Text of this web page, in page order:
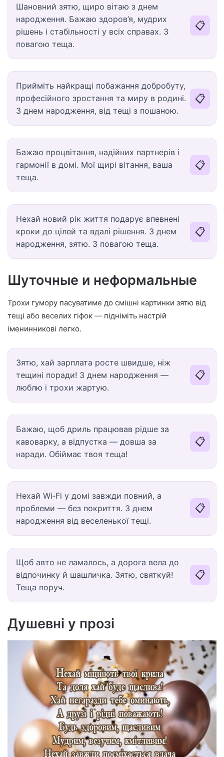
Шановний зятю, щиро вітаю з днем
народження. Бажаю здоров’я, мудрих
рішень і стабільності у всіх справах. З
повагою теща.
📋
Прийміть найкращі побажання добробуту,
професійного зростання та миру в родині.
З днем народження, від тещі з пошаною.
📋
Бажаю процвітання, надійних партнерів і
гармонії в домі. Мої щирі вітання, ваша
теща.
📋
Нехай новий рік життя подарує впевнені
кроки до цілей та вдалі рішення. З днем
народження, зятю. З повагою теща.
📋
Шуточные и неформальные
Трохи гумору пасуватиме до смішні картинки зятю від
тещі або веселих гіфок — підніміть настрій
іменинникові легко.
Зятю, хай зарплата росте швидше, ніж
тещині поради! З днем народження —
люблю і трохи жартую.
📋
Бажаю, щоб дриль працював рідше за
кавоварку, а відпустка — довша за
наради. Обіймає твоя теща!
📋
Нехай Wi‑Fi у домі завжди повний, а
проблеми — без покриття. З днем
народження від веселенької тещі.
📋
Щоб авто не ламалось, а дорога вела до
відпочинку й шашличка. Зятю, святкуй!
Теща поруч.
📋
Душевні у прозі